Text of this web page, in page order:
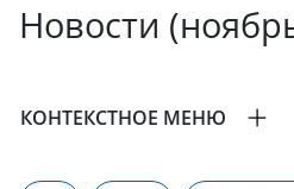
Новости
КОНТЕКСТНОЕ МЕНЮ